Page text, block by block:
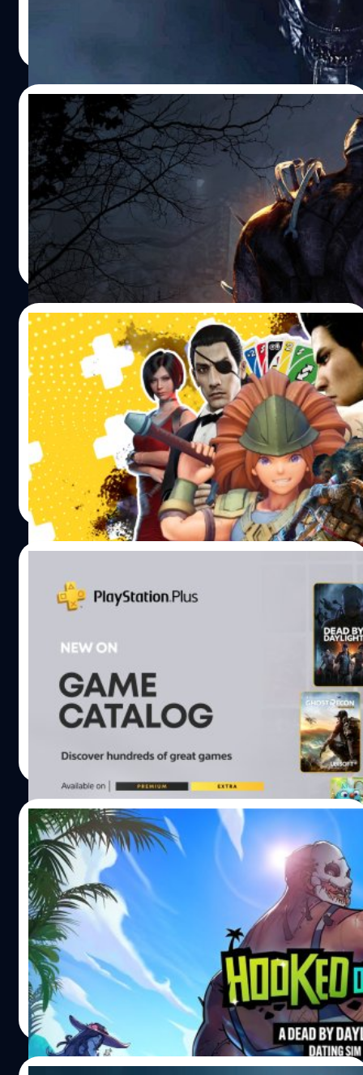
03/03/2023
Dead by Daylight ได้รับการดัดแปลงเป็น
ภาพยนตร์แล้ว
Dead by Daylight ได้รับการดัดแปลงเป็นภาพยนตร์แล้ว
จีรนาถ เรืองทรัพย์| 1252 days ago
Read More
20/08/2022
แนะนำเกมน่าสนเล่นบน PlayStation Plus
Extra และ Deluxe ประจำเดือนสิงหาคม
สำหรับคนที่ไม่ทราบว่าเดือนนี้มีเกมอะไีน่าสนใจบ้างก็มาดูกัน
ได้
Wiwat Kerdsomjit| 1447 days ago
Read More
PlayStation Plus Extra และ Premium จะ
เพิ่มเกม Yakuza, Dead by Daylight และอื่น
ๆ ในเดือนสิงหาคมนี้
ผู้จัดจำหน่าย Sony Interactive Entertainment ได้ประกาศ
ว่าจะเพิ่มเกม Bugsnax (PS5, PS4), Dead by Daylight (PS5,
PS4), Tom Clancy’s Ghost Recon Wildlands (PS4),
Yakuza 0 (PS4), Yakuza Kiwami (PS4) และ Yakuza
Kiwami 2 (PS4) เข้าไปในคลังเกมของสมาชิก PlayStation
Plus Extra และ PlayStation Plus Premium โดยจะเปิดให้
เล่นตั้งแต่วันที่ 16 สิงหาคม 2022 และในวันเดียวกันยังเพิ่มเกม
อื่น ๆ อีก ดังนี้ EVERSPACE (PS4)Metro Exodus (PS5,
PS4)MONOPOLY Madness (PS4)MONOPOLY Plus
(PS4)Trials…
Read More
06/08/2022
Hooked on You: A Dead by Daylight
Dating Sim เกมจีบฆาตกรชื่อดัง วางจำหน่าย
อย่างเป็นทางการแล้ว
Dead by Daylight เกมยอดนิยมที่ผู้เล่นจะได้สวมบทเป็นผู้ล่า
ออกไล่ล่าผู้เล่นที่เหลืออีก 4 คน เป็นเกมที่ฮิตมาก แล้วถ้าเกิด
คุณได้จีบเหล่าผู้ล่าเหล่านั้นจะเป็นยังไง
จีรนาถ เรืองทรัพย์ | 1461 days ago
Read More